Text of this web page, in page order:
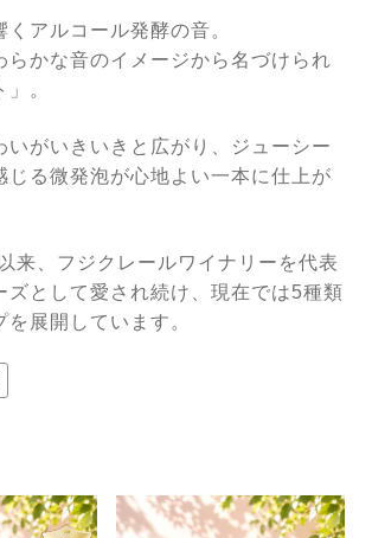
覧
）
無濾過ワイン）
・おつまみ
くアルコール発酵の音。
らかな音のイメージから名づけられ
。
いがいきいきと広がり、ジューシー
じる微発泡が心地よい一本に仕上が
来、フジクレールワイナリーを代表
ズとして愛され続け、現在では5種類
展開しています。